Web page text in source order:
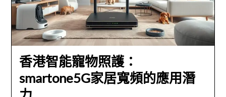
香港智能寵物照護：
smartone5G家居寬頻的應用潛